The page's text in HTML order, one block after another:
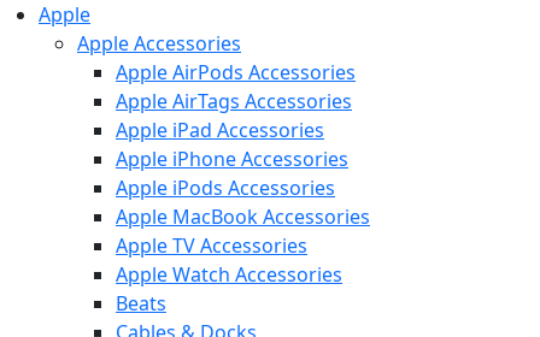
Apple
Apple Accessories
Apple AirPods Accessories
Apple AirTags Accessories
Apple iPad Accessories
Apple iPhone Accessories
Apple iPods Accessories
Apple MacBook Accessories
Apple TV Accessories
Apple Watch Accessories
Beats